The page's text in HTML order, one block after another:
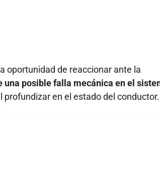
oportunidad de reaccionar ante la
una posible falla mecánica en el
profundizar en el estado del conductor.